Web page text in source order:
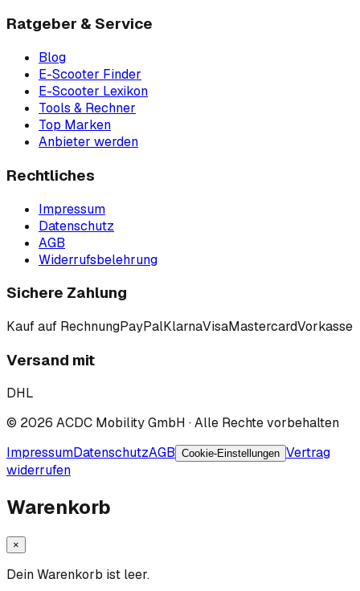
Ratgeber & Service
Blog
E-Scooter Finder
E-Scooter Lexikon
Tools & Rechner
Top Marken
Anbieter werden
Rechtliches
Impressum
Datenschutz
AGB
Widerrufsbelehrung
Sichere Zahlung
Kauf auf RechnungPayPalKlarnaVisaMastercardVorkasse
Versand mit
DHL
© 2026 ACDC Mobility GmbH · Alle Rechte vorbehalten
ImpressumDatenschutzAGB Cookie-Einstellungen Vertrag
widerrufen
Warenkorb
×
Dein Warenkorb ist leer.